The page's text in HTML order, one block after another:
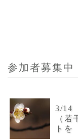
参加者募集中
3/14
（
トを